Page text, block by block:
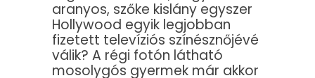
aranyos, szőke kislány egyszer
Hollywood egyik legjobban
fizetett televíziós színésznőjévé
válik? A régi fotón látható
mosolygós gyermek már akkor